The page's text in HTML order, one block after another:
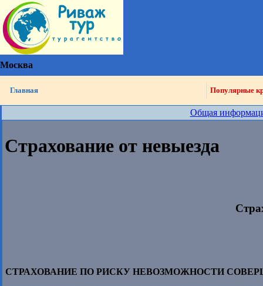
Москва
Главная Популярные
Общая
Страхование от невыезда
СТРАХОВАНИЕ ПО РИСКУ НЕВОЗМОЖНОСТИ